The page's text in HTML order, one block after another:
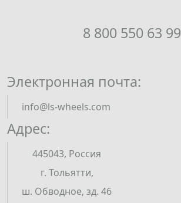
Адрес:
445043, Россия
г. Тольятти,
ш. Обводное, зд. 46
8 800 550 63 99
Электронная почта:
info@ls-wheels.com